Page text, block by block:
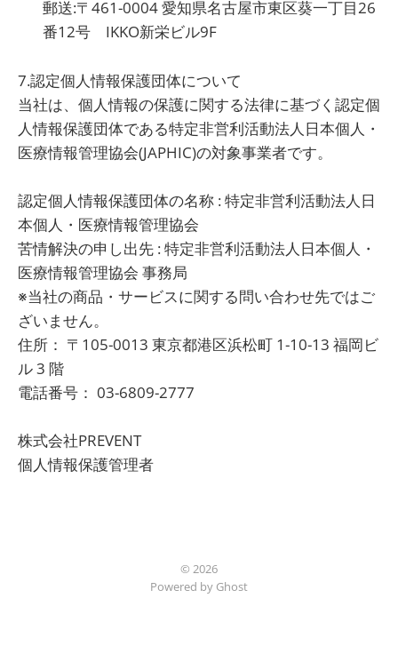
郵送:〒461-0004 愛知県名古屋市東区葵一丁目26
番12号 IKKO新栄ビル9F
7.認定個人情報保護団体について
当社は、個人情報の保護に関する法律に基づく認定個
人情報保護団体である特定非営利活動法人日本個人・
医療情報管理協会(JAPHIC)の対象事業者です。
認定個人情報保護団体の名称 : 特定非営利活動法人日
本個人・医療情報管理協会
苦情解決の申し出先 : 特定非営利活動法人日本個人・
医療情報管理協会 事務局
※当社の商品・サービスに関する問い合わせ先ではご
ざいません。
住所： 〒105-0013 東京都港区浜松町 1-10-13 福岡ビ
ル 3 階
電話番号： 03-6809-2777
株式会社PREVENT
個人情報保護管理者
© 2026
Powered by Ghost